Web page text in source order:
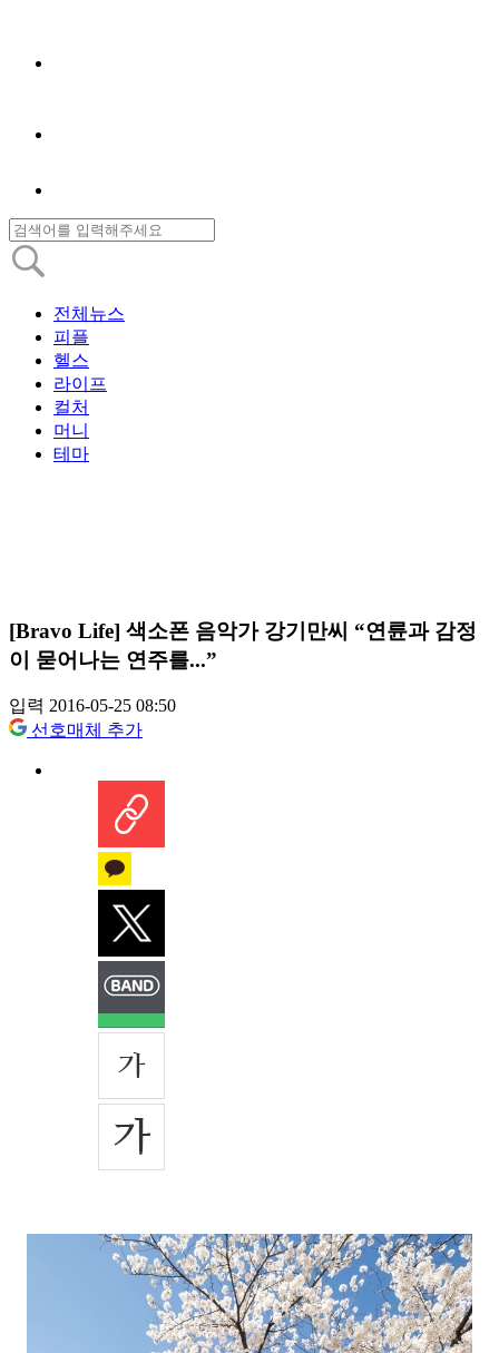
전체뉴스
피플
헬스
라이프
컬처
머니
테마
[Bravo Life] 색소폰 음악가 강기만씨 “연륜과 감정
이 묻어나는 연주를...”
입력 2016-05-25 08:50
선호매체 추가